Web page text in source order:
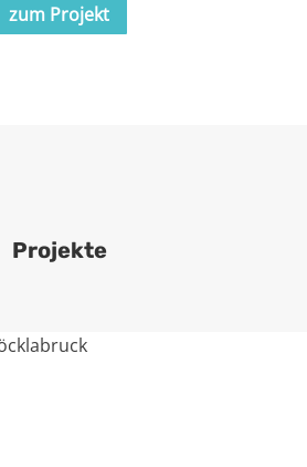
zum Projekt
Projekte